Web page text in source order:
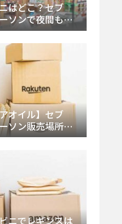
はどこ？セブ
ソンで夜間も買
販売店の探し方
オイル】セブ
ソン販売場所
すすめ市販品を
ニでレギンスは